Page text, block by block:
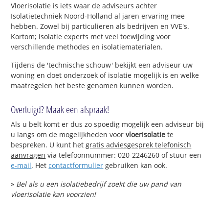
Vloerisolatie is iets waar de adviseurs achter
Isolatietechniek Noord-Holland al jaren ervaring mee
hebben. Zowel bij particulieren als bedrijven en VVE's.
Kortom; isolatie experts met veel toewijding voor
verschillende methodes en isolatiematerialen.
Tijdens de 'technische schouw' bekijkt een adviseur uw
woning en doet onderzoek of isolatie mogelijk is en welke
maatregelen het beste genomen kunnen worden.
Overtuigd? Maak een afspraak!
Als u belt komt er dus zo spoedig mogelijk een adviseur bij
u langs om de mogelijkheden voorvloerisolatie te
bespreken. U kunt hetgratis adviesgesprek telefonisch
aanvragen via telefoonnummer: 020-2246260 of stuur een
e-mail. Hetcontactformulier gebruiken kan ook.
» Bel als u een isolatiebedrijf zoekt die uw pand van
vloerisolatie kan voorzien!